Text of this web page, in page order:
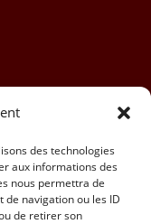
des technologies
aux informations des
nous permettra de
navigation ou les ID
de retirer son